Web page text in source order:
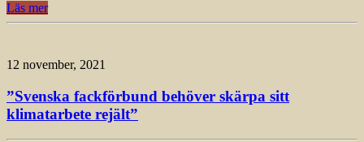
Läs mer
12 november, 2021
”Svenska fackförbund behöver skärpa sitt
klimatarbete rejält”